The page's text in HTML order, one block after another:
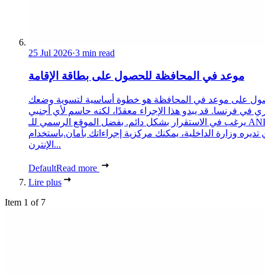
25 Jul 2026·3 min read
موعد في المحافظة للحصول على بطاقة الإقامة
على موعد في المحافظة هو خطوة أساسية لتسوية وضعك
في فرنسا. قد يبدو هذا الإجراء معقدًا، لكنه حاسم لأي أجنبي
يرغب في الاستقرار بشكل دائم. بفضل الموقع الرسمي للـ ANEF،
تديره وزارة الداخلية، يمكنك مركزية إجراءاتك بأمان.باستخدام
الإنترن...
DefaultRead more
Lire plus
Item 1 of 7